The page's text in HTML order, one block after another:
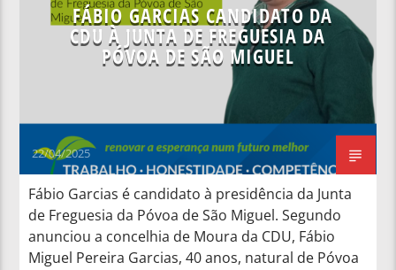
FÁBIO GARCIAS CANDIDATO DA
CDU À JUNTA DE FREGUESIA DA
PÓVOA DE SÃO MIGUEL
22/04/2025
Fábio Garcias é candidato à presidência da Junta
de Freguesia da Póvoa de São Miguel. Segundo
anunciou a concelhia de Moura da CDU, Fábio
Miguel Pereira Garcias, 40 anos, natural de Póvoa